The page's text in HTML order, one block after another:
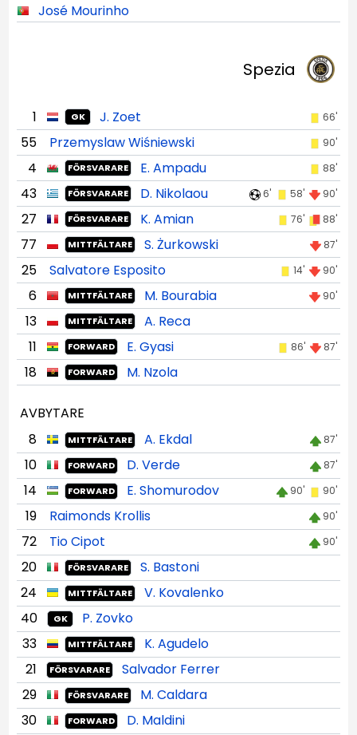
José Mourinho
Spezia
1 GK J. Zoet 66'
55 Przemyslaw Wiśniewski 90'
4 FÖRSVARARE E. Ampadu 88'
43 FÖRSVARARE D. Nikolaou 6' 58' 90'
27 FÖRSVARARE K. Amian 76' 88'
77 MITTFÄLTARE S. Żurkowski 87'
25 Salvatore Esposito 14' 90'
6 MITTFÄLTARE M. Bourabia 90'
13 MITTFÄLTARE
A. Reca
11
FORWARD E. Gyasi 86' 87'
18 FORWARD M. Nzola
AVBYTARE
8
MITTFÄLTARE A. Ekdal 87'
10 FORWARD D. Verde 87'
14 FORWARD E. Shomurodov 90' 90'
19 Raimonds Krollis 90'
72 Tio Cipot 90'
20 FÖRSVARARE
S. Bastoni
24
MITTFÄLTARE
V. Kovalenko
40
GK
P. Zovko
33
MITTFÄLTARE
K. Agudelo
21
FÖRSVARARE
Salvador Ferrer
29
FÖRSVARARE
M. Caldara
30
FORWARD
D. Maldini